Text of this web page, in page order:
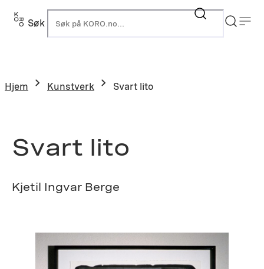
Hopp
Søk
Hjem Kunstverk Svart lito
Svart lito
Kjetil Ingvar Berge